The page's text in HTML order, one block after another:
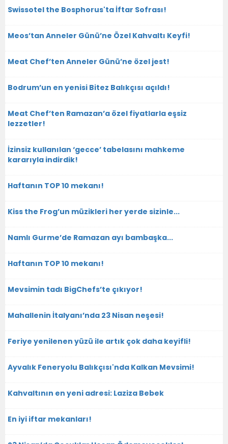
Swissotel the Bosphorus'ta İftar Sofrası!
Meos’tan Anneler Günü’ne Özel Kahvaltı Keyfi!
Meat Chef’ten Anneler Günü’ne özel jest!
Bodrum’un en yenisi Bitez Balıkçısı açıldı!
Meat Chef’ten Ramazan’a özel fiyatlarla eşsiz
lezzetler!
İzinsiz kullanılan ‘gecce’ tabelasını mahkeme
kararıyla indirdik!
Haftanın TOP 10 mekanı!
Kiss the Frog’un müzikleri her yerde sizinle...
Namlı Gurme’de Ramazan ayı bambaşka...
Haftanın TOP 10 mekanı!
Mevsimin tadı BigChefs’te çıkıyor!
Mahallenin İtalyanı’nda 23 Nisan neşesi!
Feriye yenilenen yüzü ile artık çok daha keyifli!
Ayvalık Feneryolu Balıkçısı'nda Kalkan Mevsimi!
Kahvaltının en yeni adresi: Laziza Bebek
En iyi iftar mekanları!